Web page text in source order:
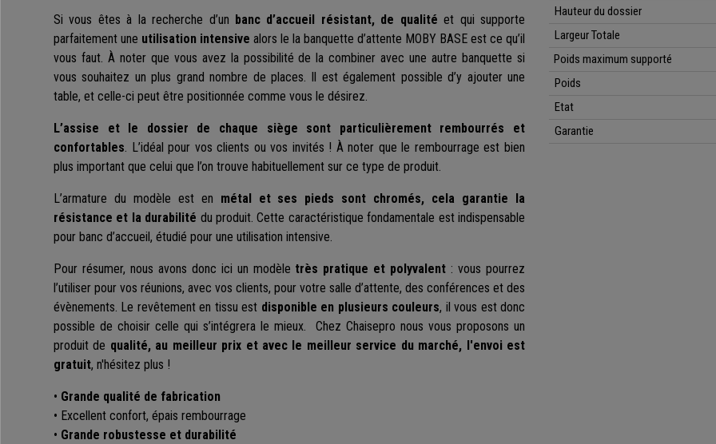
Si vous êtes à la recherche d’un banc d’accueil résistant, de qualité et qui supporte
parfaitement une utilisation intensive alors le la banquette d’attente MOBY BASE est ce qu’il
vous faut. À noter que vous avez la possibilité de la combiner avec une autre banquette si
vous souhaitez un plus grand nombre de places. Il est également possible d’y ajouter une
table, et celle-ci peut être positionnée comme vous le désirez.
L’assise et le dossier de chaque siège sont particulièrement rembourrés et
confortables. L’idéal pour vos clients ou vos invités ! À noter que le rembourrage est bien
plus important que celui que l’on trouve habituellement sur ce type de produit.
L’armature du modèle est en métal et ses pieds sont chromés, cela garantie la
résistance et la durabilité du produit. Cette caractéristique fondamentale est indispensable
pour banc d’accueil, étudié pour une utilisation intensive.
Pour résumer, nous avons donc ici un modèle très pratique et polyvalent : vous pourrez
l’utiliser pour vos réunions, avec vos clients, pour votre salle d’attente, des conférences et des
évènements. Le revêtement en tissu est disponible en plusieurs couleurs, il vous est donc
possible de choisir celle qui s’intégrera le mieux. Chez Chaisepro nous vous proposons un
produit de qualité, au meilleur prix et avec le meilleur service du marché, l'envoi est
gratuit, n'hésitez plus !
• Grande qualité de fabrication
• Excellent confort, épais rembourrage
• Grande robustesse et durabilité
Hauteur du dossier
Largeur Totale
Poids maximum supporté
Poids
Etat
Garantie